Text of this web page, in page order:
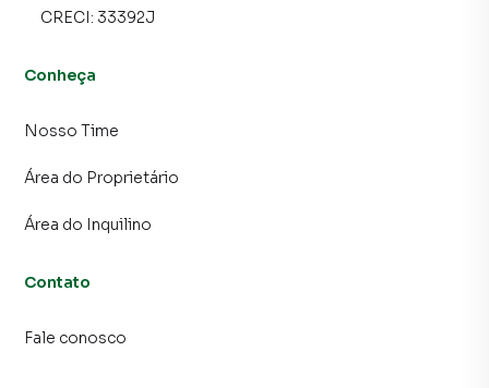
Campo.
imóvel muito mais rápido do que em imobiliárias
São Bernardo do Campo, especialmente em Vila Vianas.
Isso porque temos uma equipe de marketing digital focada
em produzir campanhas específicas para São Bernardo do
Campo, o que aumenta muito o número de contatos
interessados e tendo como consequência uma maior
Contamos também com um time de programadores,
preparada para atender proprietários e inquilinos.
CRECI: 33392J
Conheça
Nosso Time
Área do Proprietário
Área do Inquilino
Contato
Fale conosco